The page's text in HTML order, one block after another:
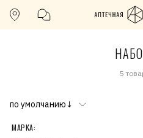
5
по умолчанию↓
МАРКА: